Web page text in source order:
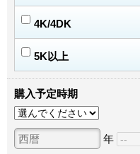
4K/4DK
5K以上
購入予定時期
年